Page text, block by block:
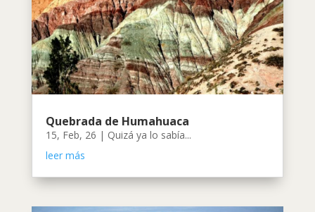
Quebrada de Humahuaca
15, Feb, 26 | Quizá ya lo sabía...
leer más